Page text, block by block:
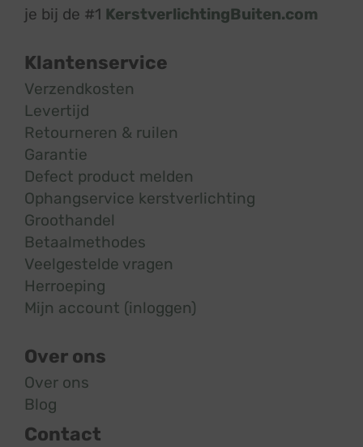
je bij de #1 KerstverlichtingBuiten.com
Klantenservice
Verzendkosten
Levertijd
Retourneren & ruilen
Garantie
Defect product melden
Ophangservice kerstverlichting
Groothandel
Betaalmethodes
Veelgestelde vragen
Herroeping
Mijn account (inloggen)
Over ons
Over ons
Blog
Contact